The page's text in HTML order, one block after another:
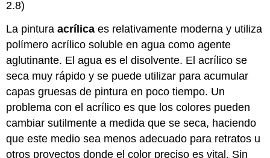
2.8)
La pinturaacrílica es relativamente moderna y utiliza
polímero acrílico soluble en agua como agente
aglutinante. El agua es el disolvente. El acrílico se
seca muy rápido y se puede utilizar para acumular
capas gruesas de pintura en poco tiempo. Un
problema con el acrílico es que los colores pueden
cambiar sutilmente a medida que se seca, haciendo
que este medio sea menos adecuado para retratos u
otros proyectos donde el color preciso es vital. Sin